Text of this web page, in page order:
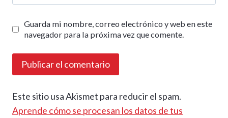
Guarda mi nombre, correo electrónico y web en este
navegador para la próxima vez que comente.
Este sitio usa Akismet para reducir el spam.
Aprende cómo se procesan los datos de tus